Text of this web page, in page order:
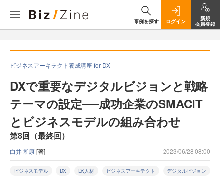
事例を探す ログイン
新規
会員登録
ビジネスアーキテクト養成講座 for DX
DXで重要なデジタルビジョンと戦略
テーマの設定──成功企業のSMACIT
とビジネスモデルの組み合わせ
第8回（最終回）
白井 和康[著] 2023/06/28 08:00
ビジネスモデル DX DX人材 ビジネスアーキテクト デジタルビジョン